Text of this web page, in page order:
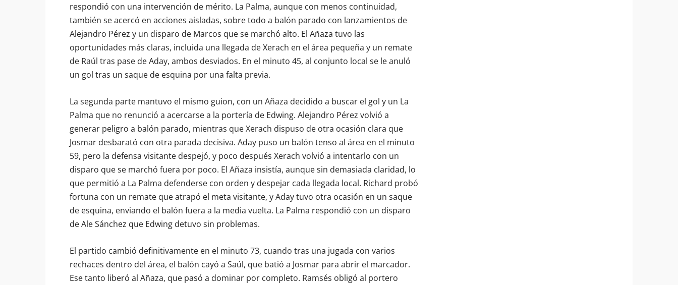
respondió con una intervención de mérito. La Palma, aunque con menos continuidad,
también se acercó en acciones aisladas, sobre todo a balón parado con lanzamientos de
Alejandro Pérez y un disparo de Marcos que se marchó alto. El Añaza tuvo las
oportunidades más claras, incluida una llegada de Xerach en el área pequeña y un remate
de Raúl tras pase de Aday, ambos desviados. En el minuto 45, al conjunto local se le anuló
un gol tras un saque de esquina por una falta previa.
La segunda parte mantuvo el mismo guion, con un Añaza decidido a buscar el gol y un La
Palma que no renunció a acercarse a la portería de Edwing. Alejandro Pérez volvió a
generar peligro a balón parado, mientras que Xerach dispuso de otra ocasión clara que
Josmar desbarató con otra parada decisiva. Aday puso un balón tenso al área en el minuto
59, pero la defensa visitante despejó, y poco después Xerach volvió a intentarlo con un
disparo que se marchó fuera por poco. El Añaza insistía, aunque sin demasiada claridad, lo
que permitió a La Palma defenderse con orden y despejar cada llegada local. Richard probó
fortuna con un remate que atrapó el meta visitante, y Aday tuvo otra ocasión en un saque
de esquina, enviando el balón fuera a la media vuelta. La Palma respondió con un disparo
de Ale Sánchez que Edwing detuvo sin problemas.
El partido cambió definitivamente en el minuto 73, cuando tras una jugada con varios
rechaces dentro del área, el balón cayó a Saúl, que batió a Josmar para abrir el marcador.
Ese tanto liberó al Añaza, que pasó a dominar por completo. Ramsés obligó al portero